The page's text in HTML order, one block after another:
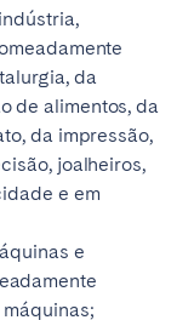
da
de alimentos, da
da impressão,
joalheiros,
e em
e